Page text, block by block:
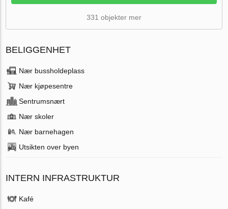
331 objekter mer
BELIGGENHET
Nær bussholdeplass
Nær kjøpesentre
Sentrumsnært
Nær skoler
Nær barnehagen
Utsikten over byen
INTERN INFRASTRUKTUR
Kafé